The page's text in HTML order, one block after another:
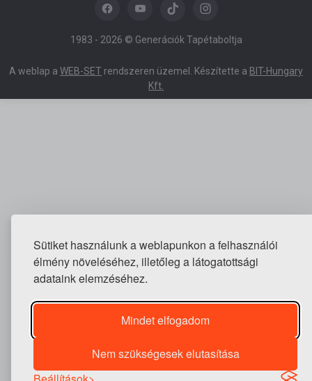
Sütiket használunk a weblapunkon a felhasználói
élmény növeléséhez, illetőleg a látogatottsági
adataink elemzéséhez.
Mindet elfogadom
Nem szükségesek elutasítása
1983 - 2026 © Generációk Tapétaboltja
A weblap a WEB-SET rendszeren üzemel. Készítette a BIT-Hungary
Kft.